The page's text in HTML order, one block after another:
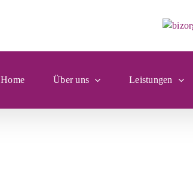
Home Über uns Leistungen